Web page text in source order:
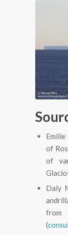
of
of
Daly
from
(